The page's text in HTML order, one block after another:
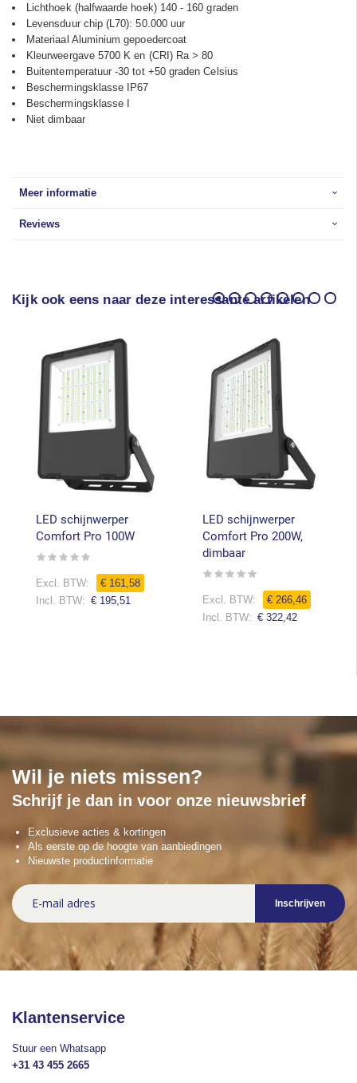
Lichthoek (halfwaarde hoek) 140 - 160 graden
Levensduur chip (L70): 50.000 uur
Materiaal Aluminium gepoedercoat
Kleurweergave 5700 K en (CRI) Ra > 80
Buitentemperatuur -30 tot +50 graden Celsius
Beschermingsklasse IP67
Beschermingsklasse I
Niet dimbaar
Meer informatie
Reviews
Kijk ook eens naar deze interessante artikelen
LED schijnwerper
Comfort Pro 100W
Rating:
€ 161,58
Speciale
€ 195,51
LED schijnwerper
Comfort Pro 200W,
dimbaar
Rating:
€ 266,46
Speciale
€ 322,42
Wil je niets missen?
Schrijf je dan in voor onze nieuwsbrief
Exclusieve acties & kortingen
Als eerste op de hoogte van aanbiedingen
Nieuwste productinformatie
Abonneer
u
op
Inschrijven
Klantenservice
Stuur een Whatsapp
+31 43 455 2665